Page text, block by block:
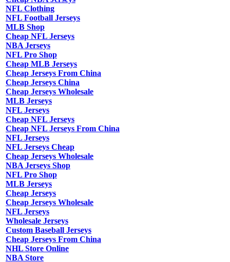
NFL Clothing
NFL Football Jerseys
MLB Shop
Cheap NFL Jerseys
NBA Jerseys
NFL Pro Shop
Cheap MLB Jerseys
Cheap Jerseys From China
Cheap Jerseys China
Cheap Jerseys Wholesale
MLB Jerseys
NFL Jerseys
Cheap NFL Jerseys
Cheap NFL Jerseys From China
NFL Jerseys
NFL Jerseys Cheap
Cheap Jerseys Wholesale
NBA Jerseys Shop
NFL Pro Shop
MLB Jerseys
Cheap Jerseys
Cheap Jerseys Wholesale
NFL Jerseys
Wholesale Jerseys
Custom Baseball Jerseys
Cheap Jerseys From China
NHL Store Online
NBA Store